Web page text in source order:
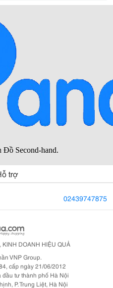
trợ
02439747875
DOANH HIỆU QUẢ
VNP Group.
cấp ngày 21/06/2012
tư thành phố Hà Nội
P. Trung Liệt, Hà Nội